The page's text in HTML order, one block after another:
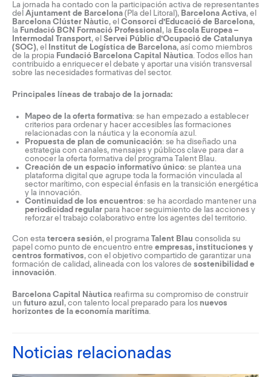
La jornada ha contado con la participación activa de representantes
del Ajuntament de Barcelona (Pla del Litoral), Barcelona Activa, el
Barcelona Clúster Nàutic, el Consorci d’Educació de Barcelona,
la Fundació BCN Formació Professional , la Escola Europea –
Intermodal Transport, el Servei Públic d’Ocupació de Catalunya
(SOC), el Institut de Logística de Barcelona, así como miembros
de la propia Fundació Barcelona Capital Nàutica. Todos ellos han
contribuido a enriquecer el debate y aportar una visión transversal
sobre las necesidades formativas del sector.
Principales líneas de trabajo de la jornada:
Mapeo de la oferta formativa: se han empezado a establecer
criterios para ordenar y hacer accesibles las formaciones
relacionadas con la náutica y la economía azul.
Propuesta de plan de comunicación: se ha diseñado una
estrategia con canales, mensajes y públicos clave para dar a
conocer la oferta formativa del programa Talent Blau.
Creación de un espacio informativo único: se plantea una
plataforma digital que agrupe toda la formación vinculada al
sector marítimo, con especial énfasis en la transición energética
y la innovación.
Continuidad de los encuentros: se ha acordado mantener una
periodicidad regularpara hacer seguimiento de las acciones y
reforzar el trabajo colaborativo entre los agentes del territorio.
Con esta tercera sesión, el programa Talent Blau consolida su
papel como punto de encuentro entre empresas, instituciones y
centros formativos, con el objetivo compartido de garantizar una
formación de calidad, alineada con los valores de sostenibilidad e
innovación.
Barcelona Capital Nàutica reafirma su compromiso de construir
un futuro azul , con talento local preparado para los nuevos
horizontes de la economía marítima.
Noticias relacionadas